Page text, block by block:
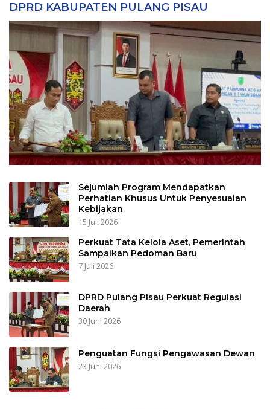
DPRD KABUPATEN PULANG PISAU
Sejumlah Program Mendapatkan
Perhatian Khusus Untuk Penyesuaian
Kebijakan
15 Juli 2026
Perkuat Tata Kelola Aset, Pemerintah
Sampaikan Pedoman Baru
7 Juli 2026
DPRD Pulang Pisau Perkuat Regulasi
Daerah
30 Juni 2026
Penguatan Fungsi Pengawasan Dewan
23 Juni 2026